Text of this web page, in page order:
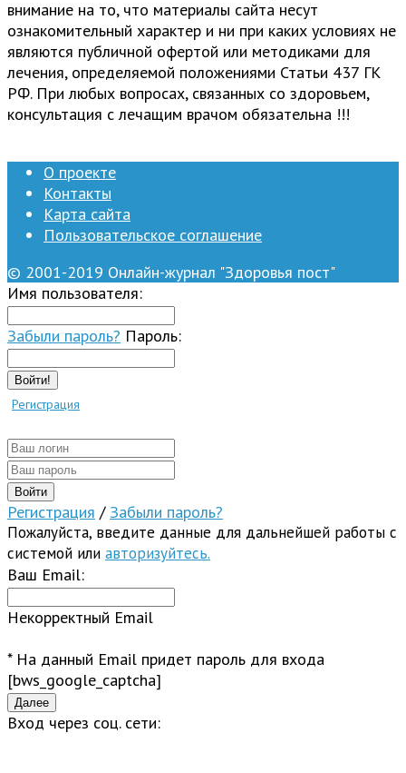
внимание на то, что материалы сайта несут
ознакомительный характер и ни при каких условиях не
являются публичной офертой или методиками для
лечения, определяемой положениями Статьи 437 ГК
РФ. При любых вопросах, связанных со здоровьем,
консультация с лечащим врачом обязательна !!!
О проекте
Контакты
Карта сайта
Пользовательское соглашение
© 2001-2019 Онлайн-журнал "Здоровья пост"
Имя пользователя:
Забыли пароль? Пароль:
Войти!
Регистрация
Регистрация / Забыли пароль?
Пожалуйста, введите данные для дальнейшей работы с
системой или авторизуйтесь.
Ваш Email:
Некорректный Email
* На данный Email придет пароль для входа
[bws_google_captcha]
Вход через соц. сети: